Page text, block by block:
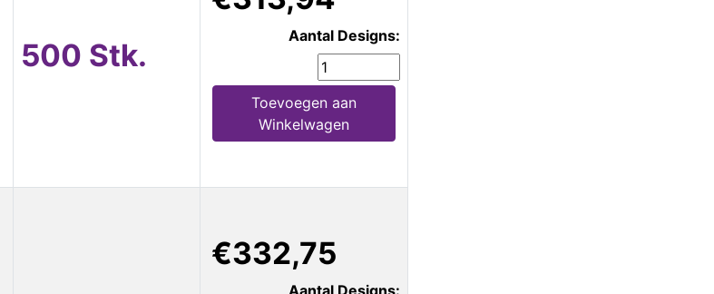
500 Stk.
Aantal Designs:
Toevoegen aan
Winkelwagen
€332,75
Aantal Designs: